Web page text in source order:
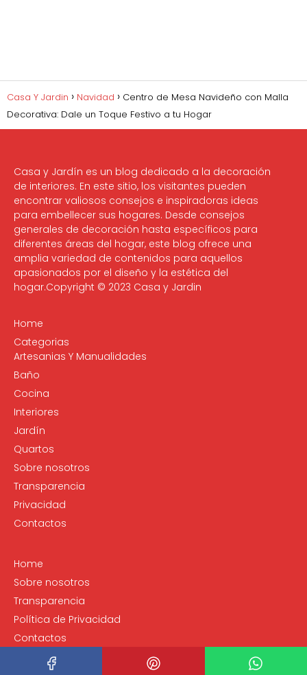
Casa Y Jardin Navidad
Centro de Mesa Navideño con Malla
Decorativa: Dale un Toque Festivo a tu Hogar
Casa y Jardín es un blog dedicado a la decoración
de interiores. En este sitio, los visitantes pueden
encontrar valiosos consejos e inspiradoras ideas
para embellecer sus hogares. Desde consejos
generales de decoración hasta específicos para
diferentes áreas del hogar, este blog ofrece una
amplia variedad de contenidos para aquellos
apasionados por el diseño y la estética del
hogar.Copyright © 2023 Casa y Jardin
Home
Categorias
Artesanias Y Manualidades
Baño
Cocina
Interiores
Jardín
Quartos
Sobre nosotros
Transparencia
Privacidad
Contactos
Home
Sobre nosotros
Transparencia
Política de Privacidad
Contactos